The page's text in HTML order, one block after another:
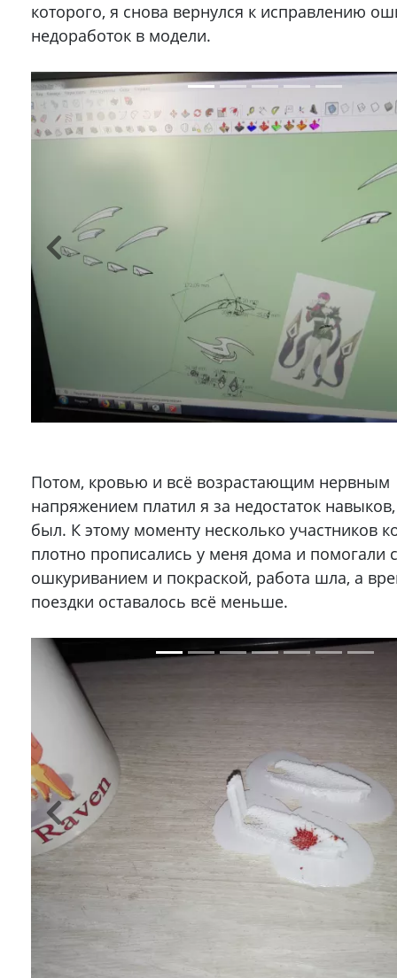
которого, я снова вернулся к исправлению
недоработок в модели.
Потом, кровью и всё возрастающим нервным
напряжением платил я за недостаток
был. К этому моменту несколько участников
плотно прописались у меня дома и помогали с
ошкуриванием и покраской, работа шла, а
поездки оставалось всё меньше.